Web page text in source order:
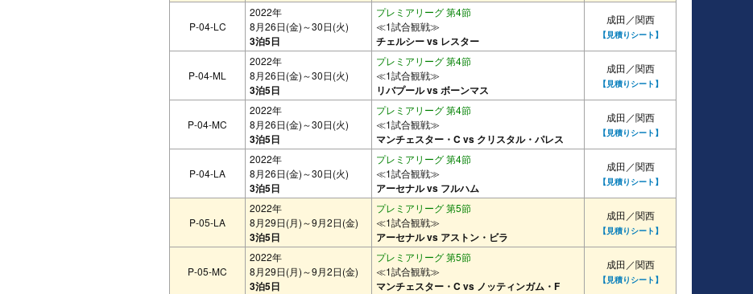
P-04-LC
2022年
8月26日(金)～30日(火)
3泊5日
プレミアリーグ 第4節
≪1試合観戦≫
チェルシー vs レスター
成田／関西
【見積りシート】
P-04-ML
2022年
8月26日(金)～30日(火)
3泊5日
プレミアリーグ 第4節
≪1試合観戦≫
リバプール vs ボーンマス
成田／関西
【見積りシート】
P-04-MC
2022年
8月26日(金)～30日(火)
3泊5日
プレミアリーグ 第4節
≪1試合観戦≫
マンチェスター・C vs クリスタル・パレス
成田／関西
【見積りシート】
P-04-LA
2022年
8月26日(金)～30日(火)
3泊5日
プレミアリーグ 第4節
≪1試合観戦≫
アーセナル vs フルハム
成田／関西
【見積りシート】
P-05-LA
2022年
8月29日(月)～9月2日(金)
3泊5日
プレミアリーグ 第5節
≪1試合観戦≫
アーセナル vs アストン・ビラ
成田／関西
【見積りシート】
P-05-MC
2022年
8月29日(月)～9月2日(金)
3泊5日
プレミアリーグ 第5節
≪1試合観戦≫
マンチェスター・C vs ノッティンガム・F
成田／関西
【見積りシート】